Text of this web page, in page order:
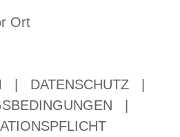
Ort
DATENSCHUTZ